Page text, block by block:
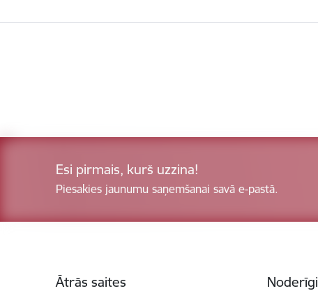
Esi pirmais, kurš uzzina!
Piesakies jaunumu saņemšanai savā e-pastā.
Ātrās saites Noderīgi